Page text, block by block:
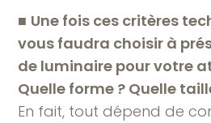
■ Une fois ces critères
vous faudra choisir à
de luminaire pour votre
Quelle forme ? Quelle
En fait, tout dépend de